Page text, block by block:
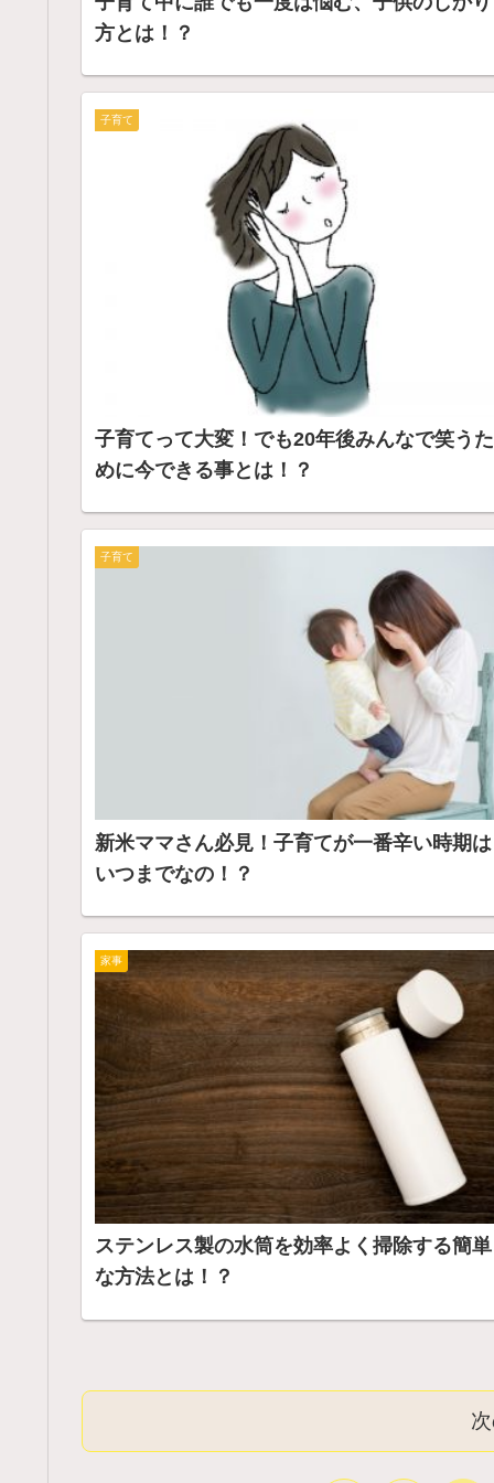
方とは！？
子育て
子育てって大変！でも20年後みんなで笑うた
めに今できる事とは！？
子育て
新米ママさん必見！子育てが一番辛い時期は
いつまでなの！？
家事
ステンレス製の水筒を効率よく掃除する簡単
な方法とは！？